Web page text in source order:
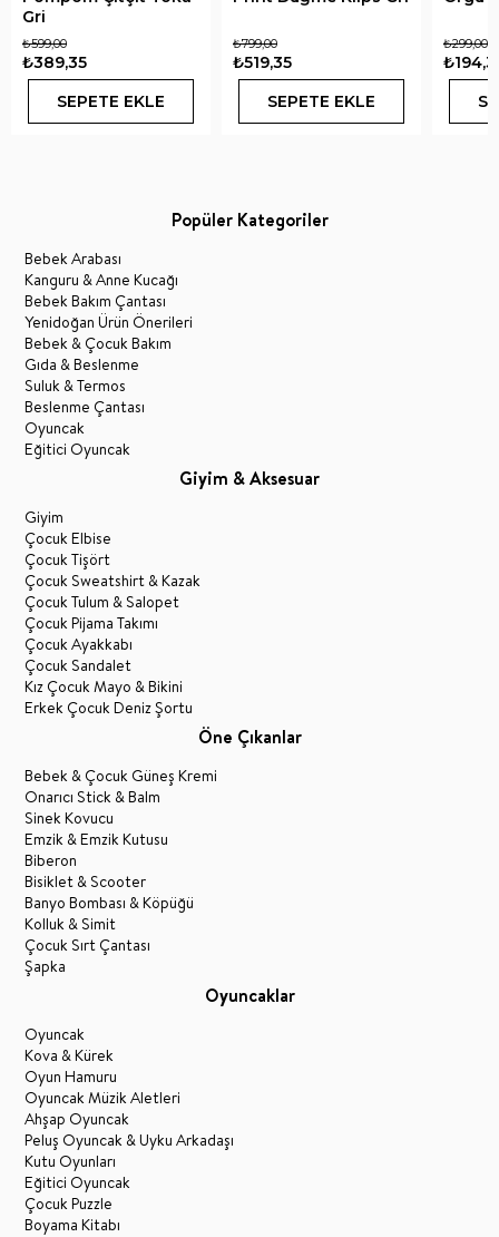
Gri
₺389,35
₺599,00
SEPETE EKLE
₺519,35
₺799,00
SEPETE EKLE
₺299,00
Popüler Kategoriler
Bebek Arabası
Kanguru & Anne Kucağı
Bebek Bakım Çantası
Yenidoğan Ürün Önerileri
Bebek & Çocuk Bakım
Gıda & Beslenme
Suluk & Termos
Beslenme Çantası
Oyuncak
Eğitici Oyuncak
Giyim & Aksesuar
Giyim
Çocuk Elbise
Çocuk Tişört
Çocuk Sweatshirt & Kazak
Çocuk Tulum & Salopet
Çocuk Pijama Takımı
Çocuk Ayakkabı
Çocuk Sandalet
Kız Çocuk Mayo & Bikini
Erkek Çocuk Deniz Şortu
Öne Çıkanlar
Bebek & Çocuk Güneş Kremi
Onarıcı Stick & Balm
Sinek Kovucu
Emzik & Emzik Kutusu
Biberon
Bisiklet & Scooter
Banyo Bombası & Köpüğü
Kolluk & Simit
Çocuk Sırt Çantası
Şapka
Oyuncaklar
Oyuncak
Kova & Kürek
Oyun Hamuru
Oyuncak Müzik Aletleri
Ahşap Oyuncak
Peluş Oyuncak & Uyku Arkadaşı
Kutu Oyunları
Eğitici Oyuncak
Çocuk Puzzle
Boyama Kitabı